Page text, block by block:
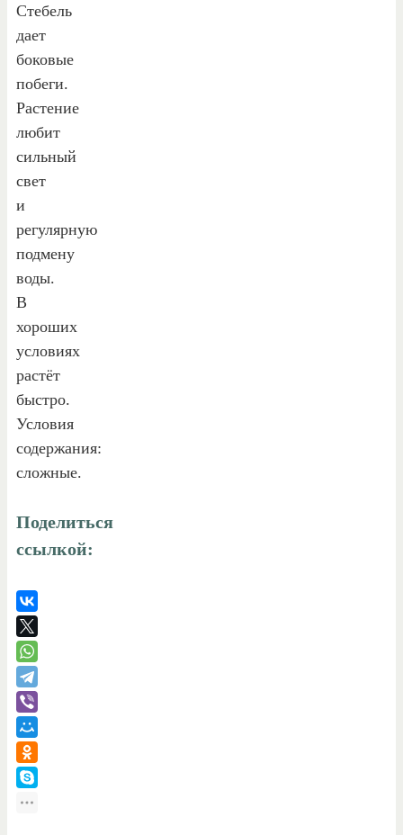
Стебель
дает
боковые
побеги.
Растение
любит
сильный
свет
и
регулярную
подмену
воды.
В
хороших
условиях
растёт
быстро.
Условия
содержания:
сложные.
Поделиться
ссылкой: